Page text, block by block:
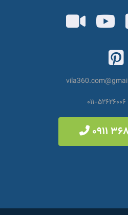
fab
fa-
twitter-
square
fab
youtube
fas
video
fab
fa-
pinterest-
square
۵۲۶۲۶۰۰۶-۰۱۱